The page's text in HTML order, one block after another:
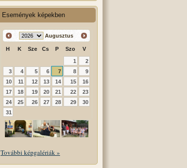
Események képekben
Augusztus
H K Sze Cs P Szo V
1
2
3
4 5 6 7 8
9
10
11 12 13 14 15
16
17
18 19 20 21 22
23
24
25 26 27 28 29
30
31
További képgalériák »